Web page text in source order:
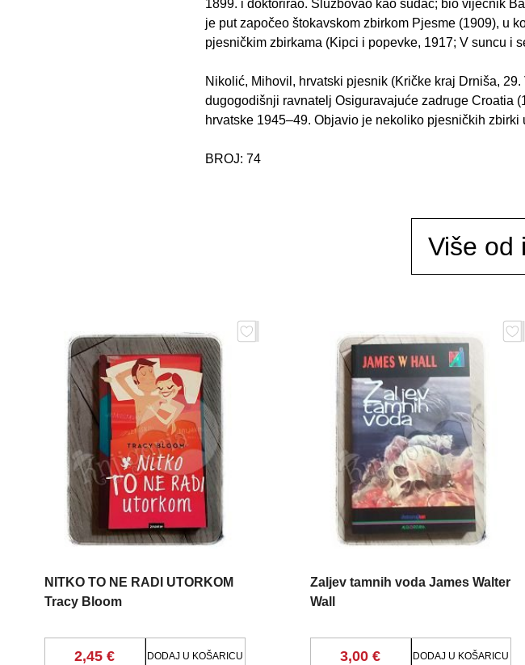
1899. i doktorirao. Službovao kao sudac; bio vijećnik
je put započeo štokavskom zbirkom Pjesme (1909), u
pjesničkim zbirkama (Kipci i popevke, 1917; V suncu i
Nikolić, Mihovil, hrvatski pjesnik (Kričke kraj Drniša,
dugogodišnji ravnatelj Osiguravajuće zadruge Croatia
hrvatske 1945–49. Objavio je nekoliko pjesničkih
BROJ: 74
Više od
NITKO TO NE RADI UTORKOM
Tracy Bloom
2,45 € DODAJ U KOŠARICU
Zaljev tamnih voda James Walter
Wall
3,00 € DODAJ U KOŠARICU